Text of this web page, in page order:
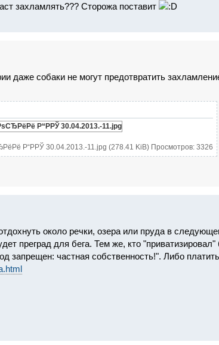
захламлять??? Сторожа поставит
даже собаки не могут предотвратить
Р“Р­РЎ 30.04.2013.-11.jpg (278.41 KiB) Просмотров: 3326
около речки, озера или пруда в
преград для бега. Тем же, кто
запрещен: частная собственность!". Либо